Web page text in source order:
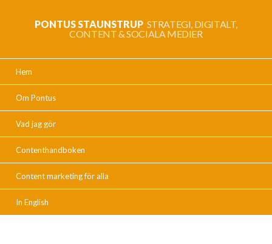
PONTUS STAUNSTRUP STRATEGI, DIGITALT,
CONTENT & SOCIALA MEDIER
Hem
Om Pontus
Vad jag gör
Contenthandboken
Content marketing för alla
In English